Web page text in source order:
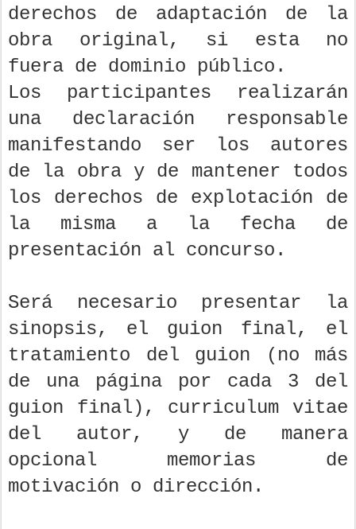
derechos de adaptación de la
obra original, si esta no
fuera de dominio público.
Los participantes realizarán
una declaración responsable
manifestando ser los autores
de la obra y de mantener todos
los derechos de explotación de
la misma a la fecha de
presentación al concurso.
Será necesario presentar la
sinopsis, el guion final, el
tratamiento del guion (no más
de una página por cada 3 del
guion final), curriculum vitae
del autor, y de manera
opcional memorias de
motivación o dirección.